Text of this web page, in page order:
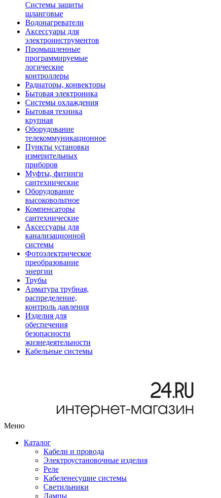
Системы защиты
шланговые
Водонагреватели
Аксессуары для
электроинструментов
Промышленные
программируемые
логические
контроллеры
Радиаторы, конвекторы
Бытовая электроника
Системы охлаждения
Бытовая техника
крупная
Оборудование
телекоммуникационное
Пункты установки
измерительных
приборов
Муфты, фитинги
сантехнические
Оборудование
высоковольтное
Компенсаторы
сантехнические
Аксессуары для
канализационной
системы
Фотоэлектрическое
преобразование
энергии
Трубы
Арматура трубная,
распределение,
контроль давления
Изделия для
обеспечения
безопасности
жизнедеятельности
Кабельные системы
Меню
Каталог
Кабели и провода
Электроустановочные изделия
Реле
Кабеленесущие системы
Светильники
Лампы